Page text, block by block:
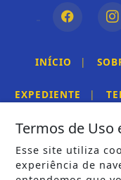
INÍCIO |
EXPEDIENTE |
Termos de Uso
Esse site utiliza
experiência de